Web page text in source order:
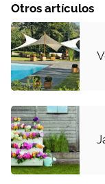
Otros artículos